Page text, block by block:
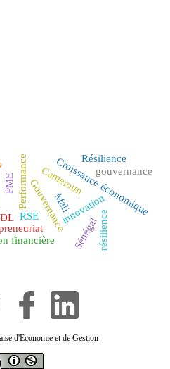
PME Performance Mali
innovation
GouvernanceCroissance économique
gouvernance
Sénégal
RSE
Cameroun
financière résilience
Résilience
d'Economie et de Gestion